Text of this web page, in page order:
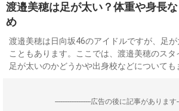
渡邉美穂は足が太い？体重や身長
め
渡邉美穂は日向坂46のアイドルですが、足
こともあります。ここでは、渡邉美穂のスタ
足が太いのかどうかや出身校などについても
--------------------広告の後に記事があります